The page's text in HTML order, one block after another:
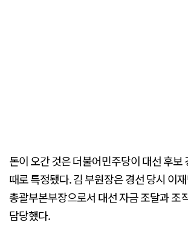
돈이 오간 것은 더불어민주당이 대선 후보
때로 특정됐다. 김 부원장은 경선 당시 이
총괄부본부장으로서 대선 자금 조달과 조
담당했다.